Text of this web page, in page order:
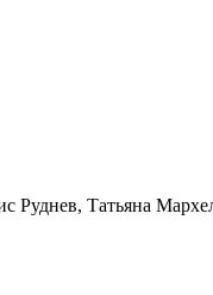
Руднев, Татьяна